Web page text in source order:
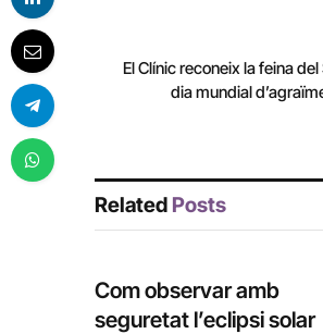
El Clínic reconeix la feina
dia mundial
Related Posts
Com observar amb
seguretat l’eclipsi solar